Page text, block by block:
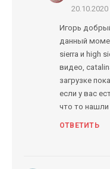
Игорь
данный
sierra и high
видео,
загрузке
если у вас
что то
ОТВЕТИТЬ